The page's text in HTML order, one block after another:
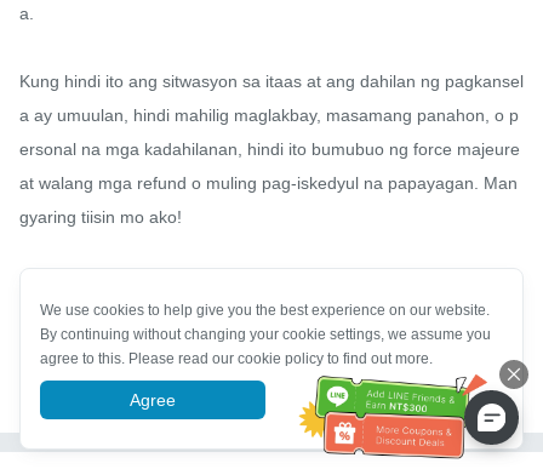
a.
Kung hindi ito ang sitwasyon sa itaas at ang dahilan ng pagkansel
a ay umuulan, hindi mahilig maglakbay, masamang panahon, o p
ersonal na mga kadahilanan, hindi ito bumubuo ng force majeure
at walang mga refund o muling pag-iskedyul na papayagan. Man
gyaring tiisin mo ako!
dapat itala at kung ano ang hindi dapat itala sa standardized na k
ontrata para sa mga indibidwal na pagpapareserba ng pasahero
ay mananaig.
We use cookies to help give you the best experience on our website.
By continuing without changing your cookie settings, we assume you
agree to this. Please read our cookie policy to find out more.
Agree More information